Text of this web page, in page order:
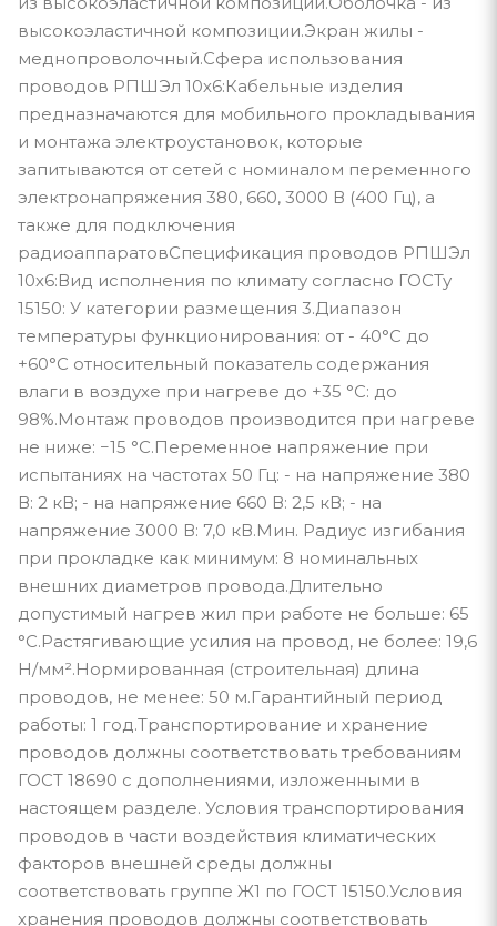
высокоэластичной композиции.Экран жилы -
меднопроволочный.Сфера использования
проводов РПШЭл 10х6:Кабельные изделия
предназначаются для мобильного прокладывания
и монтажа электроустановок, которые
запитываются от сетей с номиналом переменного
электронапряжения 380, 660, 3000 В (400 Гц), а
также для подключения
радиоаппаратовСпецификация проводов РПШЭл
10х6:Вид исполнения по климату согласно ГОСТу
15150: У категории размещения 3.Диапазон
температуры функционирования: от - 40°С до
+60°С относительный показатель содержания
влаги в воздухе при нагреве до +35 °С: до
98%.Монтаж проводов производится при нагреве
не ниже: −15 °С.Переменное напряжение при
испытаниях на частотах 50 Гц: - на напряжение 380
В: 2 кВ; - на напряжение 660 В: 2,5 кВ; - на
напряжение 3000 В: 7,0 кВ.Мин. Радиус изгибания
при прокладке как минимум: 8 номинальных
внешних диаметров провода.Длительно
допустимый нагрев жил при работе не больше: 65
°С.Растягивающие усилия на провод, не более: 19,6
Н/мм².Нормированная (строительная) длина
проводов, не менее: 50 м.Гарантийный период
работы: 1 год.Транспортирование и хранение
проводов должны соответствовать требованиям
ГОСТ 18690 с дополнениями, изложенными в
настоящем разделе. Условия транспортирования
проводов в части воздействия климатических
факторов внешней среды должны
соответствовать группе Ж1 по ГОСТ 15150.Условия
хранения проводов должны соответствовать